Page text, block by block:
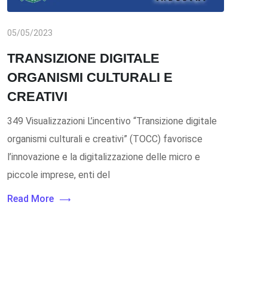
05/05/2023
TRANSIZIONE DIGITALE
ORGANISMI CULTURALI E
CREATIVI
349 Visualizzazioni L’incentivo “Transizione digitale
organismi culturali e creativi” (TOCC) favorisce
l’innovazione e la digitalizzazione delle micro e
piccole imprese, enti del
Read More